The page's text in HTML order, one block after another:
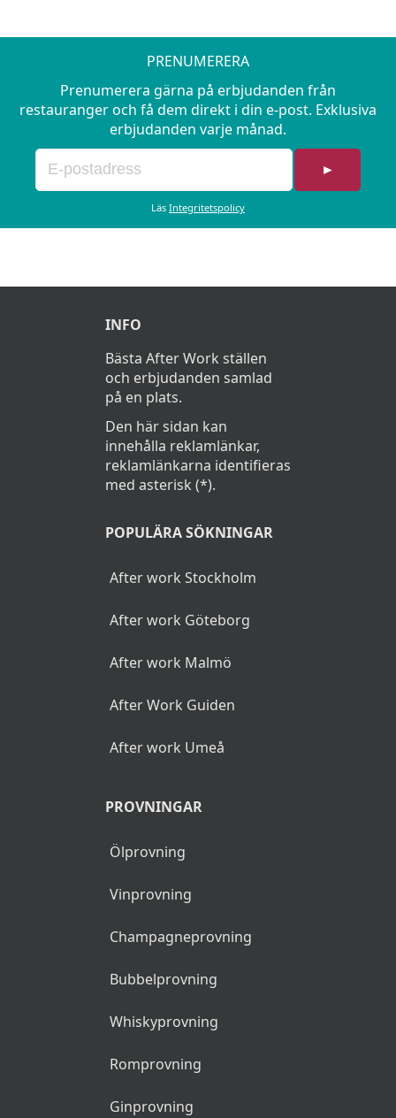
PRENUMERERA
Prenumerera gärna på erbjudanden från
restauranger och få dem direkt i din e-post. Exklusiva
erbjudanden varje månad.
►
Läs Integritetspolicy
INFO
Bästa After Work ställen
och erbjudanden samlad
på en plats.
Den här sidan kan
innehålla reklamlänkar,
reklamlänkarna identifieras
med asterisk (*).
POPULÄRA SÖKNINGAR
After work Stockholm
After work Göteborg
After work Malmö
After Work Guiden
After work Umeå
PROVNINGAR
Ölprovning
Vinprovning
Champagneprovning
Bubbelprovning
Whiskyprovning
Romprovning
Ginprovning